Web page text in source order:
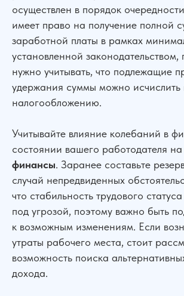
осуществлен в порядок
имеет право на получение полной
заработной платы в рамках
установленной законодательством,
нужно учитывать, что подлежащие
удержания суммы можно исчислить
налогообложению.
Учитывайте влияние колебаний в
состоянии вашего работодателя
финансы. Заранее составьте
случай непредвиденных
что стабильность трудового
под угрозой, поэтому важно быть
к возможным изменениям. Если
утраты рабочего места, стоит
возможность поиска
дохода.